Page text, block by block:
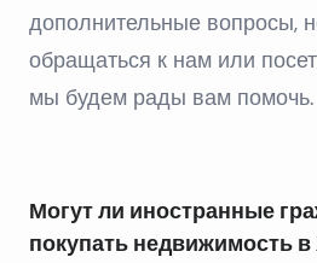
дополнительные вопросы,
обращаться к нам или
мы будем рады вам помочь.
Могут ли иностранные
покупать недвижимость